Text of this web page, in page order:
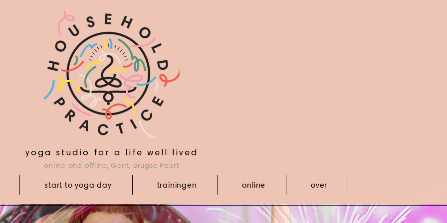
yoga studio for a life well lived
online and offline, Gent, Brugse Poort
start to yoga day trainingen online over